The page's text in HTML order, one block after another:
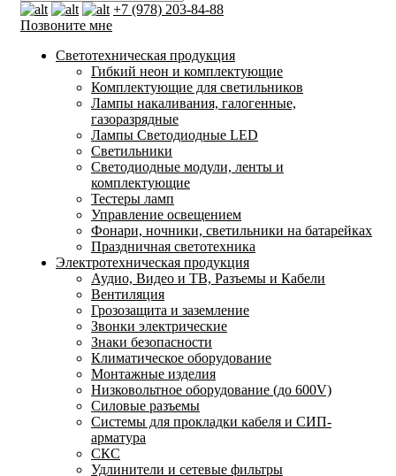
+7 (978) 203-84-88
Позвоните мне
Светотехническая продукция
Гибкий неон и комплектующие
Комплектующие для светильников
Лампы накаливания, галогенные,
газоразрядные
Лампы Светодиодные LED
Светильники
Светодиодные модули, ленты и
комплектующие
Тестеры ламп
Управление освещением
Фонари, ночники, светильники на батарейках
Праздничная светотехника
Электротехническая продукция
Аудио, Видео и ТВ, Разъемы и Кабели
Вентиляция
Грозозащита и заземление
Звонки электрические
Знаки безопасности
Климатическое оборудование
Монтажные изделия
Низковольтное оборудование (до 600V)
Силовые разъемы
Системы для прокладки кабеля и СИП-
арматура
СКС
Удлинители и сетевые фильтры